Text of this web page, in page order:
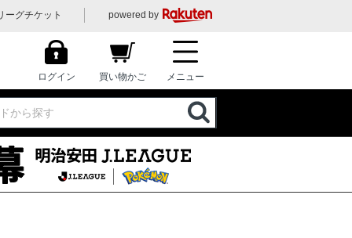
ーグチケット powered by
ログイン 買い物かご メニュー